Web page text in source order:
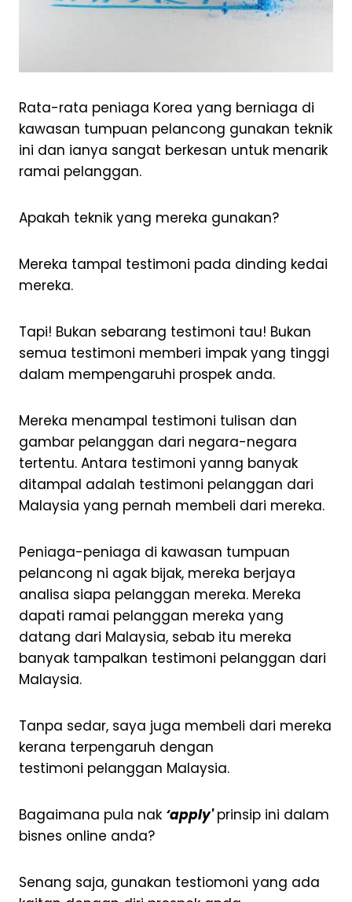
Rata-rata peniaga Korea yang berniaga di
kawasan tumpuan pelancong gunakan teknik
ini dan ianya sangat berkesan untuk menarik
ramai pelanggan.
Apakah teknik yang mereka gunakan?
Mereka tampal testimoni pada dinding kedai
mereka.
Tapi! Bukan sebarang testimoni tau! Bukan
semua testimoni memberi impak yang tinggi
dalam mempengaruhi prospek anda.
Mereka menampal testimoni tulisan dan
gambar pelanggan dari negara-negara
tertentu. Antara testimoni yanng banyak
ditampal adalah testimoni pelanggan dari
Malaysia yang pernah membeli dari mereka.
Peniaga-peniaga di kawasan tumpuan
pelancong ni agak bijak, mereka berjaya
analisa siapa pelanggan mereka. Mereka
dapati ramai pelanggan mereka yang
datang dari Malaysia, sebab itu mereka
banyak tampalkan testimoni pelanggan dari
Malaysia.
Tanpa sedar, saya juga membeli dari mereka
kerana terpengaruh dengan
testimoni pelanggan Malaysia.
Bagaimana pula nak ‘apply'prinsip ini dalam
bisnes online anda?
Senang saja, gunakan testiomoni yang ada